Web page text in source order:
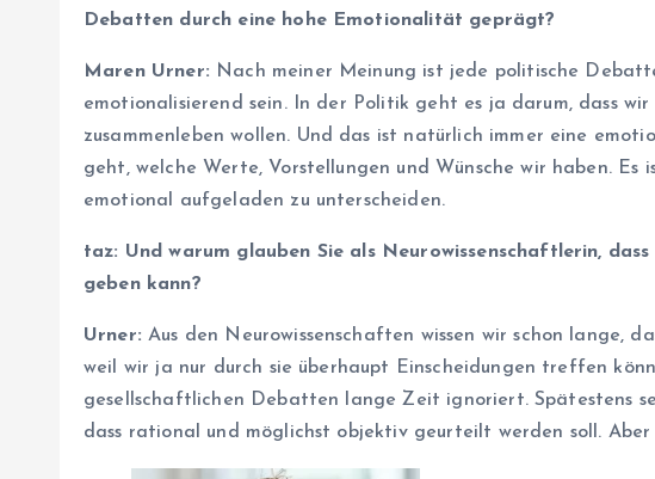
Debatten durch eine hohe Emotionalität geprägt?
Maren Urner: Nach meiner Meinung ist jede politische
emotionalisierend sein. In der Politik geht es ja darum, dass wir
zusammenleben wollen. Und das ist natürlich immer eine
geht, welche Werte, Vorstellungen und Wünsche wir haben. Es
emotional aufgeladen zu unterscheiden.
taz: Und warum glauben Sie als Neurowissenschaftlerin,
geben kann?
Urner: Aus den Neurowissenschaften wissen wir schon lange,
weil wir ja nur durch sie überhaupt Einscheidungen treffen
gesellschaftlichen Debatten lange Zeit ignoriert. Spätestens
dass rational und möglichst objektiv geurteilt werden soll.